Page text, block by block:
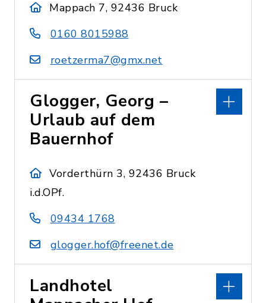
Mappach 7, 92436 Bruck
0160 8015988
roetzerma7@gmx.net
Glogger, Georg –
Urlaub auf dem
Bauernhof
Vorderthürn 3, 92436 Bruck
i.d.OPf.
09434 1768
glogger.hof@freenet.de
Landhotel